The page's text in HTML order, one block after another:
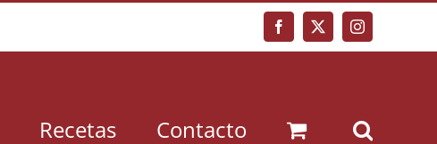
Facebook
X Instagram
Recetas Contacto